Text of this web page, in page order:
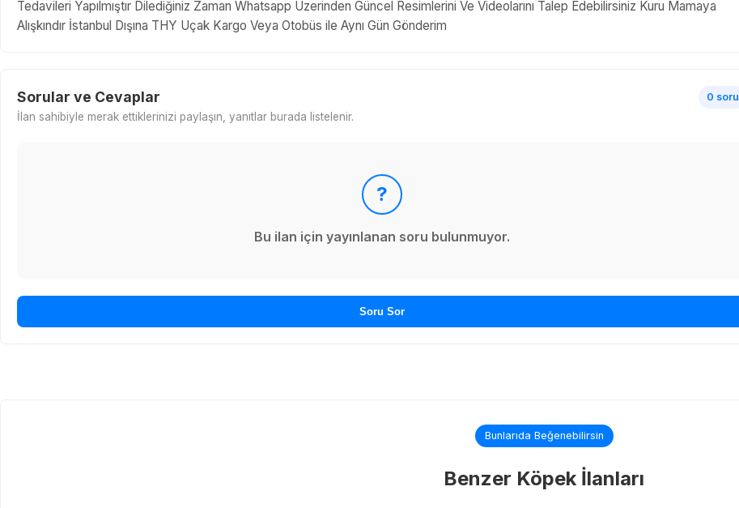
Tedavileri Yapılmıştır Dilediğiniz Zaman Whatsapp Üzerinden Güncel Resimlerini Ve Videolarını Talep Edebilirsiniz Kuru Mamaya
Alışkındır İstanbul Dışına THY Uçak Kargo Veya Otobüs ile Aynı Gün Gönderim
Sorular ve Cevaplar 0 soru
İlan sahibiyle merak ettiklerinizi paylaşın, yanıtlar burada listelenir.
?
Bu ilan için yayınlanan soru bulunmuyor.
Soru Sor
Bunlarıda Beğenebilirsin
Benzer Köpek İlanları